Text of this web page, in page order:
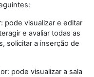
pode visualizar e editar
e avaliar todas as
solicitar a inserção de
pode visualizar a sala